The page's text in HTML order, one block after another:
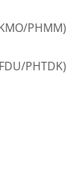
PHMM)
PHTDK)